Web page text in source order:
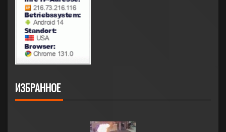
ИЗБРАННОЕ